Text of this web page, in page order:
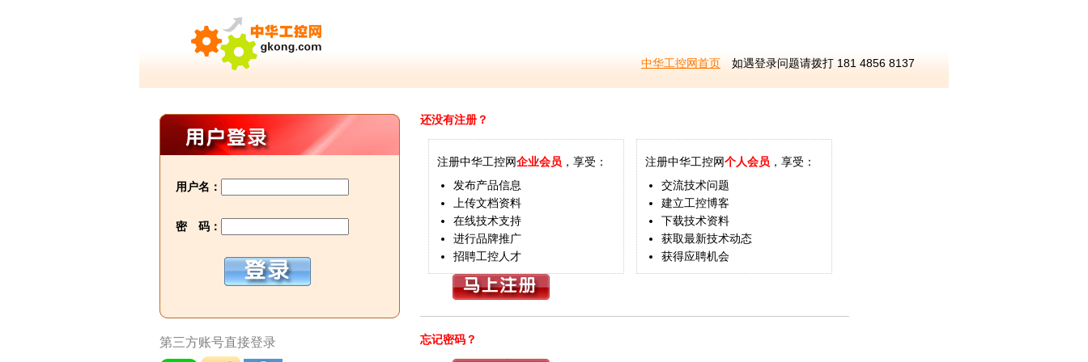
中华工控网首页 如遇登录问题请拨打 181 4856 8137
用户名：
密 码：
第三方账号直接登录
还没有注册？
注册中华工控网企业会员 ，享受：
发布产品信息
上传文档资料
在线技术支持
进行品牌推广
招聘工控人才
注册中华工控网个人会员 ，享受：
交流技术问题
建立工控博客
下载技术资料
获取最新技术动态
获得应聘机会
忘记密码？